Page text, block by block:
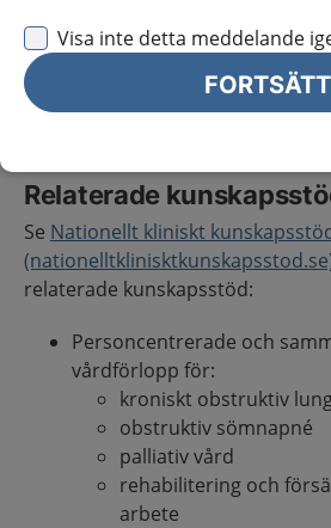
Visa inte detta meddelande
FORTSÄTT
lungfibros hos en patient och
En fullständig beskrivning av
omfattningen finns under rubriken
utgång.
Relaterade
Se Nationellt kliniskt
relaterade kunskapsstöd:
Personcentrerade och
vårdförlopp för:
kroniskt obstruktiv
obstruktiv sömnapné
palliativ vård
rehabilitering och
arbete